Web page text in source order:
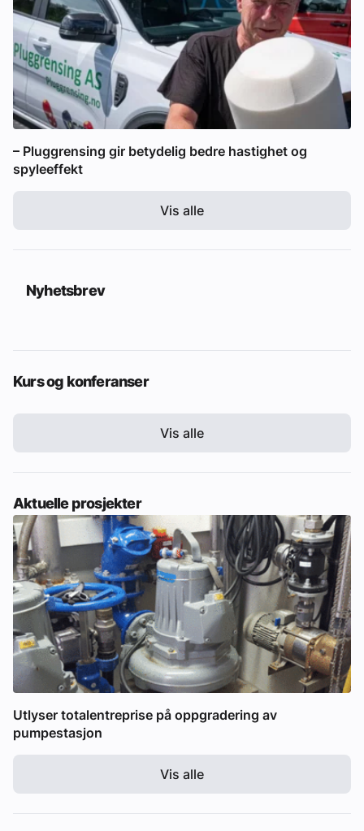
– Pluggrensing gir betydelig bedre hastighet og
spyleeffekt
Vis alle
Nyhetsbrev
Kurs og konferanser
Vis alle
Aktuelle prosjekter
Utlyser totalentreprise på oppgradering av
pumpestasjon
Vis alle